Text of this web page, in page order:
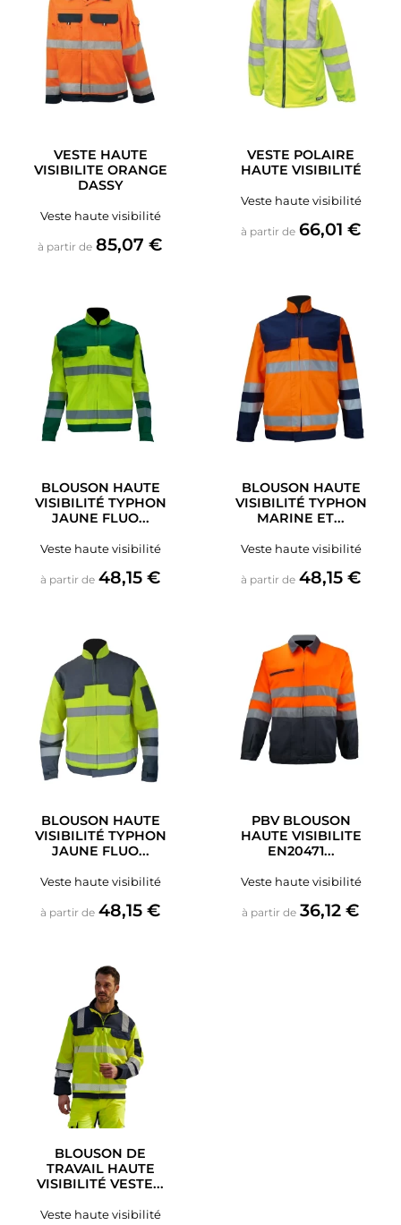
VESTE HAUTE
VISIBILITE ORANGE
DASSY
Veste haute visibilité
à partir de Prix
85,07 €
VESTE POLAIRE
HAUTE VISIBILITÉ
Veste haute visibilité
à partir de Prix
66,01 €
BLOUSON HAUTE
VISIBILITÉ TYPHON
JAUNE FLUO...
Veste haute visibilité
à partir de Prix
48,15 €
BLOUSON HAUTE
VISIBILITÉ TYPHON
MARINE ET...
Veste haute visibilité
à partir de Prix
48,15 €
BLOUSON HAUTE
VISIBILITÉ TYPHON
JAUNE FLUO...
Veste haute visibilité
à partir de Prix
48,15 €
PBV BLOUSON
HAUTE VISIBILITE
EN20471...
Veste haute visibilité
à partir de Prix
36,12 €
BLOUSON DE
TRAVAIL HAUTE
VISIBILITÉ VESTE...
Veste haute visibilité